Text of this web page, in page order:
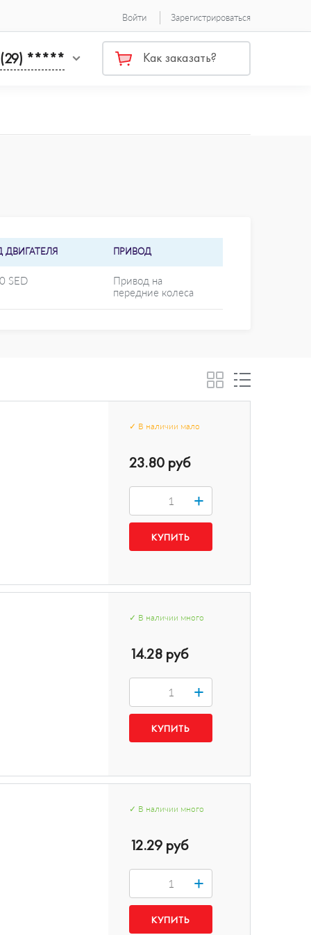
Войти Зарегистрироваться
(29) ***** Как заказать?
ДВИГАТЕЛЯ ПРИВОД
SED
Привод на
передние колеса
✓ В наличии мало
23.80 руб
+
✓ В наличии много
14.28 руб
+
✓ В наличии много
12.29 руб
+